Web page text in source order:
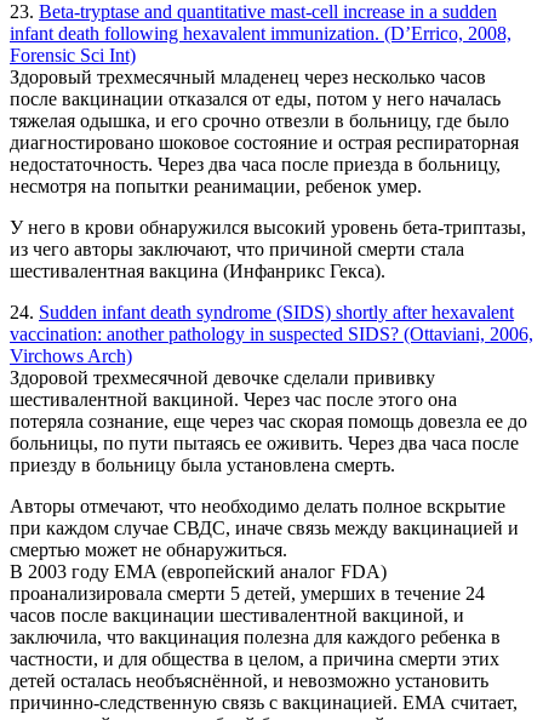
23. Beta-tryptase and quantitative mast-cell increase in a sudden
infant death following hexavalent immunization. (D’Errico, 2008,
Forensic Sci Int)
Здоровый трехмесячный младенец через несколько часов
после вакцинации отказался от еды, потом у него началась
тяжелая одышка, и его срочно отвезли в больницу, где было
диагностировано шоковое состояние и острая респираторная
недостаточность. Через два часа после приезда в больницу,
несмотря на попытки реанимации, ребенок умер.
У него в крови обнаружился высокий уровень бета-триптазы,
из чего авторы заключают, что причиной смерти стала
шестивалентная вакцина (Инфанрикс Гекса).
24. Sudden infant death syndrome (SIDS) shortly after hexavalent
vaccination: another pathology in suspected SIDS? (Ottaviani, 2006,
Virchows Arch)
Здоровой трехмесячной девочке сделали прививку
шестивалентной вакциной. Через час после этого она
потеряла сознание, еще через час скорая помощь довезла ее до
больницы, по пути пытаясь ее оживить. Через два часа после
приезду в больницу была установлена смерть.
Авторы отмечают, что необходимо делать полное вскрытие
при каждом случае СВДС, иначе связь между вакцинацией и
смертью может не обнаружиться.
В 2003 году EMA (европейский аналог FDA)
проанализировала смерти 5 детей, умерших в течение 24
часов после вакцинации шестивалентной вакциной, и
заключила, что вакцинация полезна для каждого ребенка в
частности, и для общества в целом, а причина смерти этих
детей осталась необъяснённой, и невозможно установить
причинно-следственную связь с вакцинацией. ЕМА считает,